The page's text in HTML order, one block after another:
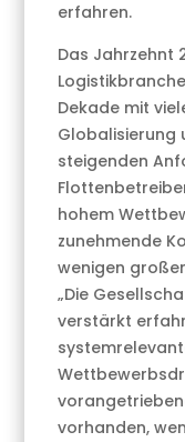
erfahren.
Das Jahrzehnt
Dekade mit
Globalisierung
steigenden
hohem
zunehmende
wenigen
„Die
verstärkt
vorhanden,